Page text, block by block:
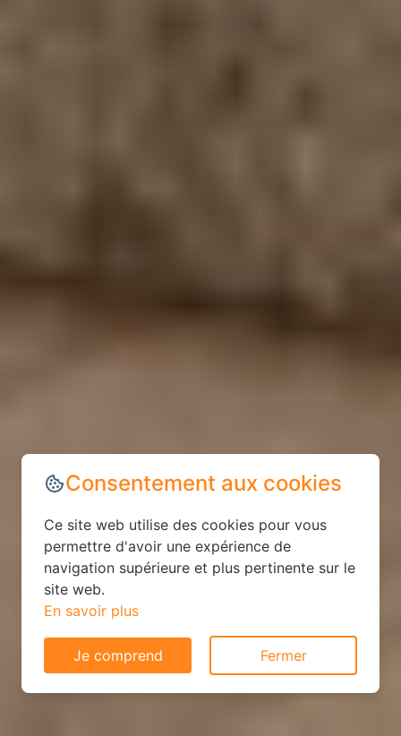
Consentement aux cookies
Ce site web utilise des cookies pour vous
permettre d'avoir une expérience de
navigation supérieure et plus pertinente sur le
site web.
En savoir plus
Je comprend Fermer